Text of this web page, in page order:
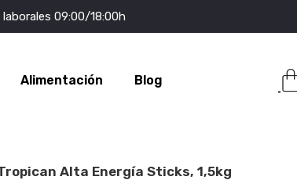
laborales 09:00/18:00h
Alimentación Blog
Alta Energía Sticks, 1,5kg